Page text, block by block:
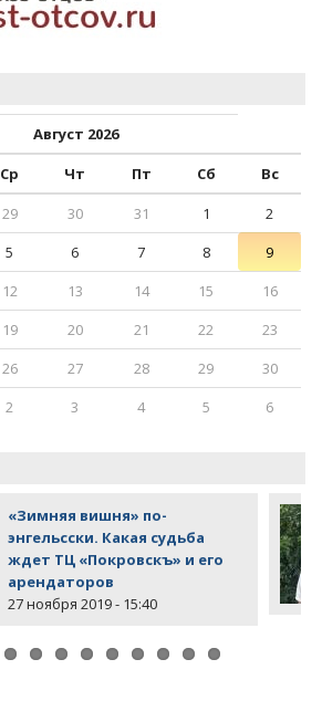
Август 2026
Ср Чт Пт Сб
Вс
29 30 31 1
2
5 6 7 8
9
12 13 14 15
16
19 20 21 22
23
26 27 28 29
30
2 3 4 5 6
«Зимняя вишня» по-
энгельсски. Какая судьба
ждет ТЦ «Покровскъ» и его
арендаторов
27 ноября 2019 - 15:40